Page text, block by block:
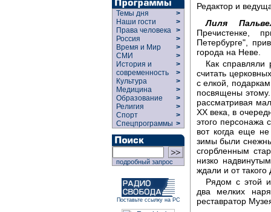
Темы дня
>
Наши гости
>
Права человека >
Россия
>
Время и Мир
>
СМИ
>
История и
современность
>
>
Культура
>
Медицина
>
Образование
>
Религия
>
Спорт
>
Спецпрограммы >
подробный запрос
Поставьте ссылку на РС
Редактор и
Лиля
Пречистенке,
Петербурге",
города на Неве.
Как справляли
считать
с елкой,
посвящены
рассматривая
ХХ века, в
этого персонажа
вот когда еще не
зимы были
сгорбленным
низко
ждали и от
Рядом с этой
два мелких
реставратор